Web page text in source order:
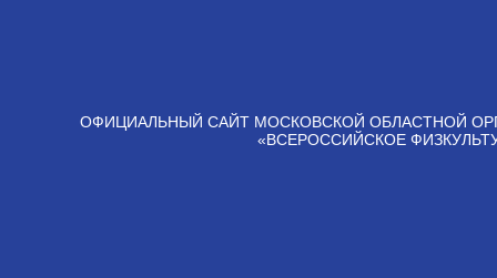
ОФИЦИАЛЬНЫЙ САЙТ МОСКОВСКОЙ ОБЛАСТНОЙ
«ВСЕРОССИЙСКОЕ